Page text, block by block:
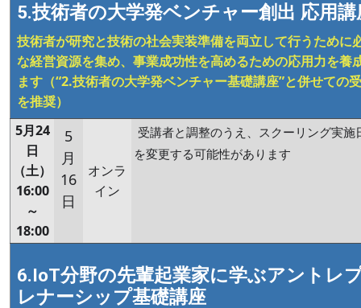
5.技術者の大学発ベンチャー創出 応用講
技術者が研究と技術の社会実装準備を両立して行うために
な経営資源を集め、事業成功性を高めるための応用力を養
ます（“2.技術者の大学発ベンチャー基礎講座”と併せての
を推奨）
5月24
日
（土）
16:00
～
18:00
5
月
16
日
オンラ
イン
受講者と調整のうえ、スクーリング実施
を変更する可能性があります
6.IoT分野の先輩起業家に学ぶアントレ
レナーシップ基礎講座